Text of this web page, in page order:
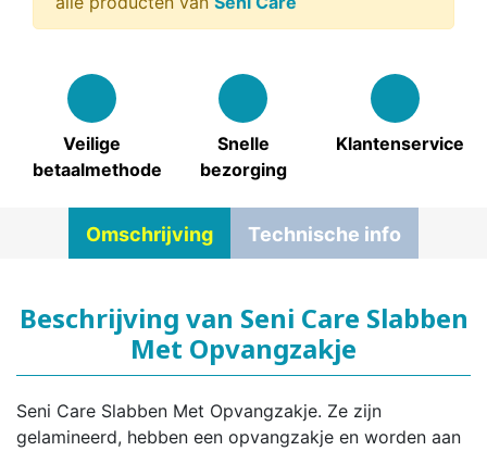
Veilige
betaalmethode
Snelle
bezorging
Klantenservice
Omschrijving Technische info
Beschrijving van Seni Care Slabben
Met Opvangzakje
Seni Care Slabben Met Opvangzakje. Ze zijn
gelamineerd, hebben een opvangzakje en worden aan